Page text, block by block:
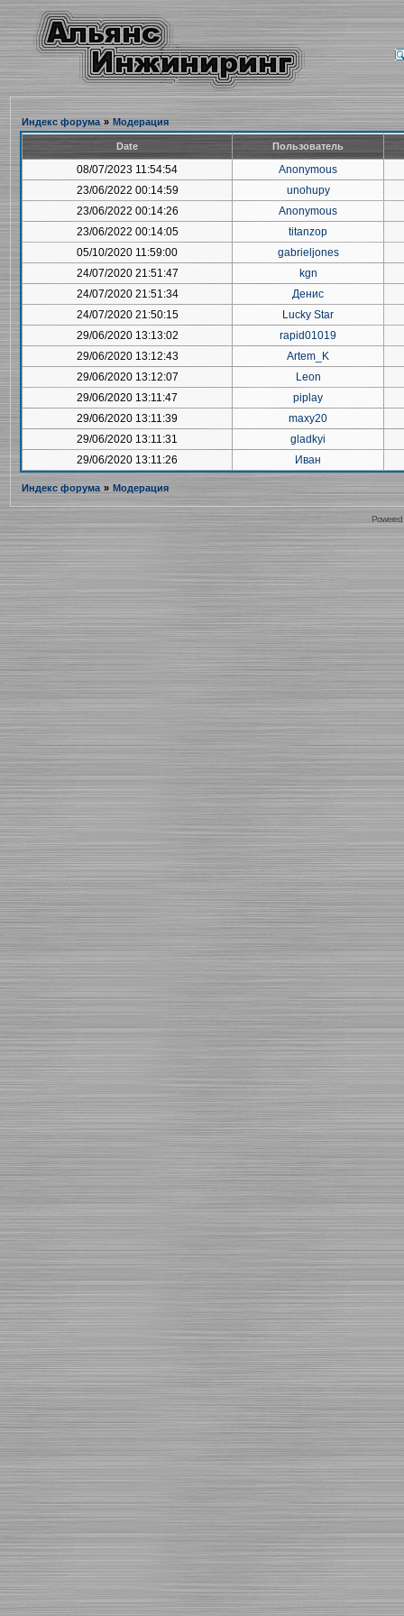
Индекс форума » Модерация
Date Пользователь
08/07/2023 11:54:54
Anonymous
23/06/2022 00:14:59
unohupy
23/06/2022 00:14:26
Anonymous
23/06/2022 00:14:05
titanzop
05/10/2020 11:59:00
gabrieljones
24/07/2020 21:51:47
kgn
24/07/2020 21:51:34
Денис
24/07/2020 21:50:15
Lucky Star
29/06/2020 13:13:02
rapid01019
29/06/2020 13:12:43
Artem_K
29/06/2020 13:12:07
Leon
29/06/2020 13:11:47
piplay
29/06/2020 13:11:39
maxy20
29/06/2020 13:11:31
gladkyi
29/06/2020 13:11:26
Иван
Индекс форума » Модерация